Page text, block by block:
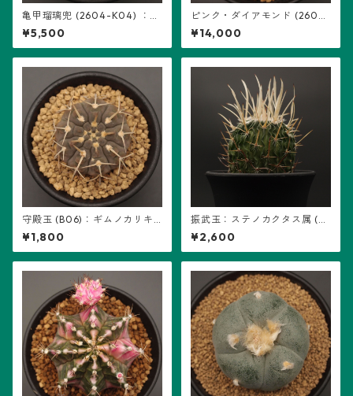
亀甲瑠璃兜 (2604-K04) ：ア
ストロフィツム属 ※実生
¥5,500
ピンク・ダイアモンド (2602-
PDM05)：ギムノカリキウム属
¥14,000
守殿玉 (B06)：ギムノカリキ
ウム属 ※実生
¥1,800
振武玉：ステノカクタス属 (B
08) ※実生
¥2,600